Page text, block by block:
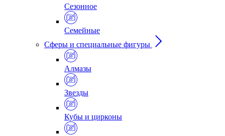
Сезонное
Семейные
Сферы и специальные фигуры
Алмазы
Звезды
Кубы и цирконы